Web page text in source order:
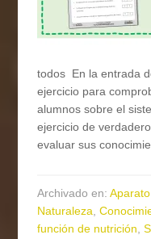
todos En la entrada
ejercicio para
alumnos sobre el
ejercicio de
evaluar sus
Archivado en:
Naturaleza,
función de nutrición,